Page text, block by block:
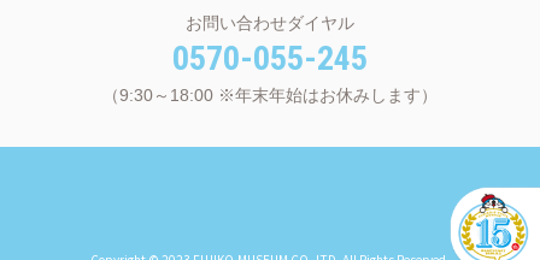
お問い合わせダイヤル
0570-055-245
（9:30～18:00 ※年末年始はお休みします）